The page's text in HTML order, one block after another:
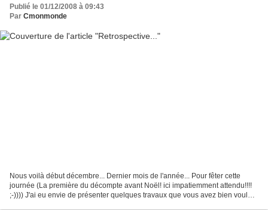
Publié le 01/12/2008 à 09:43
Par Cmonmonde
Nous voilà début décembre... Dernier mois de l'année... Pour fêter cette
journée (La première du décompte avant Noël! ici impatiemment attendu!!!!
;-)))) J'ai eu envie de présenter quelques travaux que vous avez bien voulus